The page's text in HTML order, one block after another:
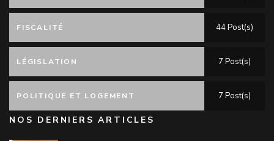
FISCALITÉ 44 Post(s)
LÉGISLATION 7 Post(s)
POLITIQUE ET LOGEMENT 7 Post(s)
NOS DERNIERS ARTICLES